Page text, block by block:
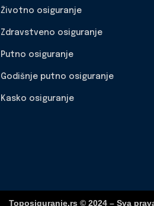
Životno osiguranje
Zdravstveno osiguranje
Putno osiguranje
Godišnje putno osiguranje
Kasko osiguranje
Toposiguranje.rs © 2024 – Sva